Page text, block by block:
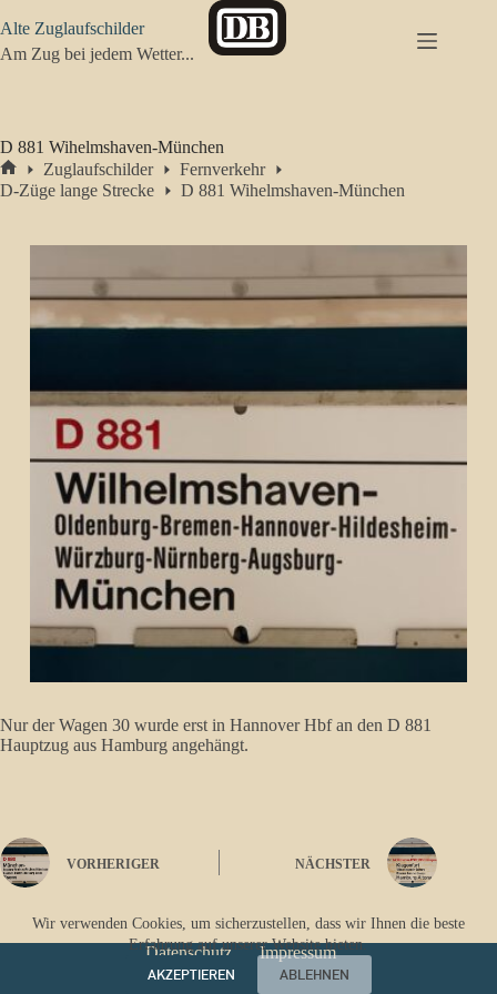
Inhalt
springen
Wir verwenden Cookies, um sicherzustellen, dass wir Ihnen die beste
Erfahrung auf unserer Website bieten.
AKZEPTIEREN
ABLEHNEN
Alte Zuglaufschilder
Am Zug bei jedem Wetter...
D 881 Wihelmshaven-München
Start
Zuglaufschilder
Fernverkehr
D-Züge lange Strecke
D 881 Wihelmshaven-München
Nur der Wagen 30 wurde erst in Hannover Hbf an den D 881
Hauptzug aus Hamburg angehängt.
VORHERIGER NÄCHSTER
Datenschutz Impressum